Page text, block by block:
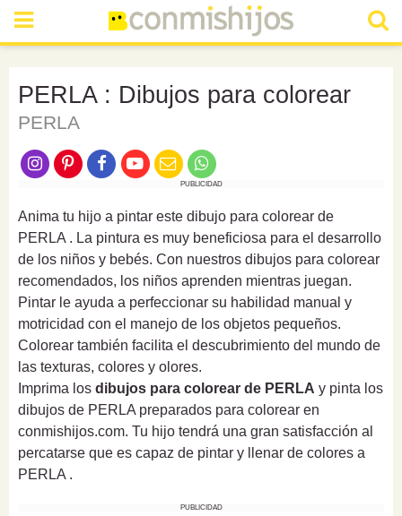
PERLA : Dibujos para colorear
PERLA
PUBLICIDAD
Anima tu hijo a pintar este dibujo para colorear de
PERLA . La pintura es muy beneficiosa para el desarrollo
de los niños y bebés. Con nuestros dibujos para colorear
recomendados, los niños aprenden mientras juegan.
Pintar le ayuda a perfeccionar su habilidad manual y
motricidad con el manejo de los objetos pequeños.
Colorear también facilita el descubrimiento del mundo de
las texturas, colores y olores.
Imprima los dibujos para colorear de PERLA y pinta los
dibujos de PERLA preparados para colorear en
conmishijos.com. Tu hijo tendrá una gran satisfacción al
percatarse que es capaz de pintar y llenar de colores a
PERLA .
PUBLICIDAD